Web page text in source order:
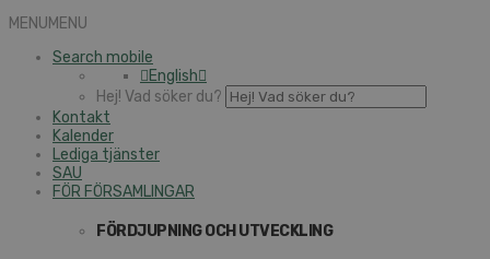
MENUMENU
Search mobile
English
Hej! Vad söker du?
Kontakt
Kalender
Lediga tjänster
SAU
FÖR FÖRSAMLINGAR
FÖRDJUPNING OCH UTVECKLING